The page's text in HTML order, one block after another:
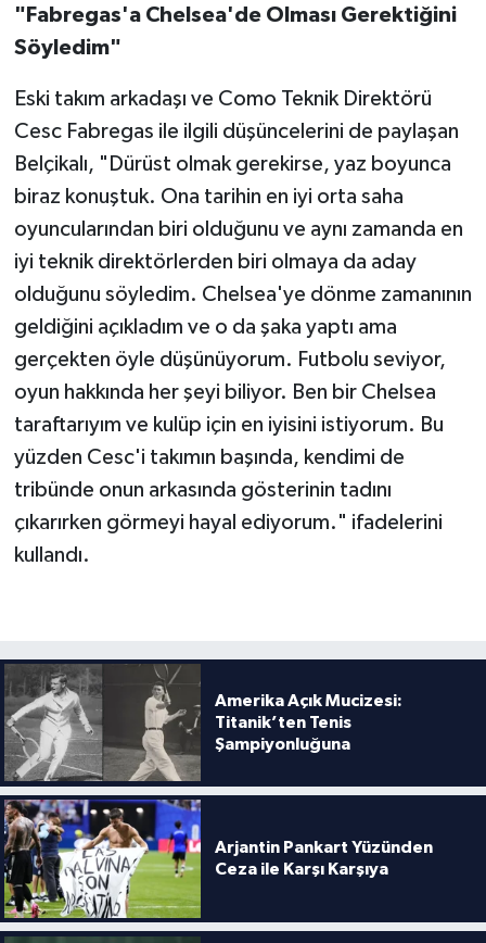
"Fabregas'a Chelsea'de Olması Gerektiğini
Söyledim"
Eski takım arkadaşı ve Como Teknik Direktörü
Cesc Fabregas ile ilgili düşüncelerini de paylaşan
Belçikalı, "Dürüst olmak gerekirse, yaz boyunca
biraz konuştuk. Ona tarihin en iyi orta saha
oyuncularından biri olduğunu ve aynı zamanda en
iyi teknik direktörlerden biri olmaya da aday
olduğunu söyledim. Chelsea'ye dönme zamanının
geldiğini açıkladım ve o da şaka yaptı ama
gerçekten öyle düşünüyorum. Futbolu seviyor,
oyun hakkında her şeyi biliyor. Ben bir Chelsea
taraftarıyım ve kulüp için en iyisini istiyorum. Bu
yüzden Cesc'i takımın başında, kendimi de
tribünde onun arkasında gösterinin tadını
çıkarırken görmeyi hayal ediyorum." ifadelerini
kullandı.
Amerika Açık Mucizesi:
Titanik’ten Tenis
Şampiyonluğuna
Arjantin Pankart Yüzünden
Ceza ile Karşı Karşıya
Güreş
Halter
Motor Sporları
Su Sporları
Diğer Spor Dalları
Futbolcular